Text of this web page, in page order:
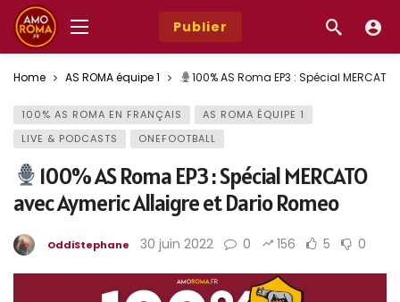
Publier
Home AS ROMA équipe 1 100% AS Roma EP3 : Spécial
100% AS ROMA EN FRANÇAIS
AS ROMA ÉQUIPE 1
LIVE & PODCASTS
ONEFOOTBALL
100% AS Roma EP3 : Spécial MERCATO
avec Aymeric Allaigre et Dario Romeo
OddiStephane 30 juin 2022 0 156 5 0